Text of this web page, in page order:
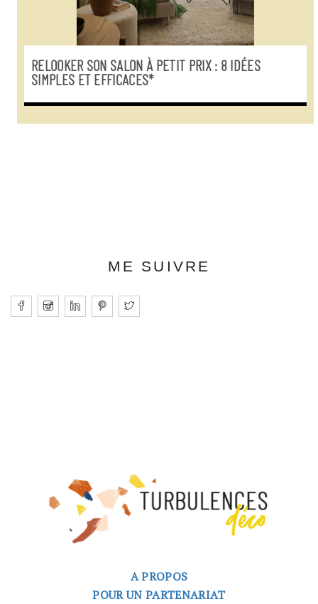
RELOOKER SON SALON À PETIT PRIX : 8 IDÉES
SIMPLES ET EFFICACES*
ME SUIVRE
A PROPOS
POUR UN PARTENARIAT